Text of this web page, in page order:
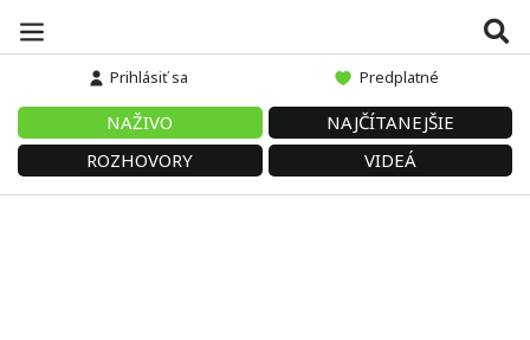
Prihlásiť sa Predplatné
NAŽIVO
NAJČÍTANEJŠIE
ROZHOVORY
VIDEÁ